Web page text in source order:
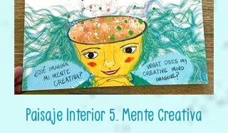
Paisaje Interior 5. Mente Creativa